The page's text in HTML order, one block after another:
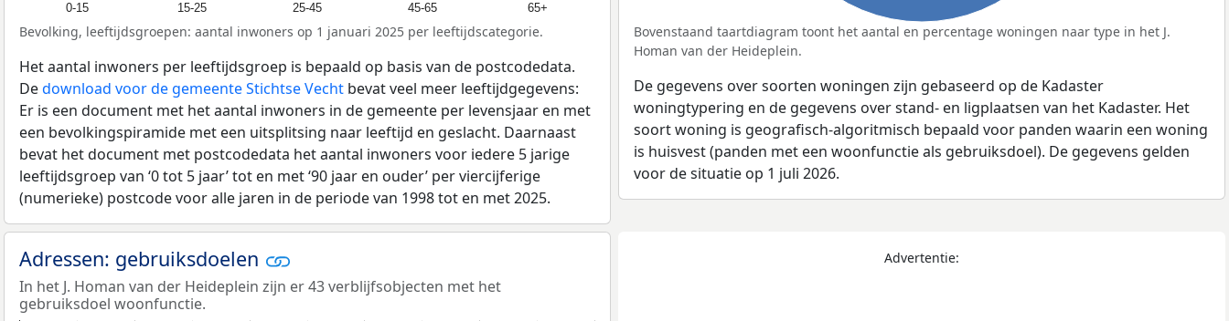
0-15 15-25 25-45 45-65 65+
Bevolking, leeftijdsgroepen: aantal inwoners op 1 januari 2025 per leeftijdscategorie.
Het aantal inwoners per leeftijdsgroep is bepaald op basis van de postcodedata.
Dedownload voor de gemeente Stichtse Vecht bevat veel meer leeftijdgegevens:
Er is een document met het aantal inwoners in de gemeente per levensjaar en met
een bevolkingspiramide met een uitsplitsing naar leeftijd en geslacht. Daarnaast
bevat het document met postcodedata het aantal inwoners voor iedere 5 jarige
leeftijdsgroep van ‘0 tot 5 jaar’ tot en met ‘90 jaar en ouder’ per viercijferige
(numerieke) postcode voor alle jaren in de periode van 1998 tot en met 2025.
Bovenstaand taartdiagram toont het aantal en percentage woningen naar type in het J.
Homan van der Heideplein.
De gegevens over soorten woningen zijn gebaseerd op de Kadaster
woningtypering en de gegevens over stand- en ligplaatsen van het Kadaster. Het
soort woning is geografisch-algoritmisch bepaald voor panden waarin een woning
is huisvest (panden met een woonfunctie als gebruiksdoel). De gegevens gelden
voor de situatie op 1 juli 2026.
Adressen: gebruiksdoelen
In het J. Homan van der Heideplein zijn er 43 verblijfsobjecten met het
gebruiksdoel woonfunctie.
Advertentie: